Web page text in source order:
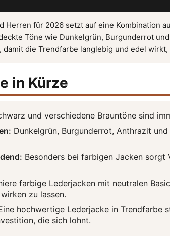
Herren für 2026 setzt auf eine Kombination
Töne wie Dunkelgrün, Burgunderrot
die Trendfarbe langlebig und edel
in Kürze
und verschiedene Brauntöne sind
Dunkelgrün, Burgunderrot, Anthrazit
Besonders bei farbigen Jacken
farbige Lederjacken mit neutralen
zu lassen.
hochwertige Lederjacke in Trendfarbe
die sich lohnt.